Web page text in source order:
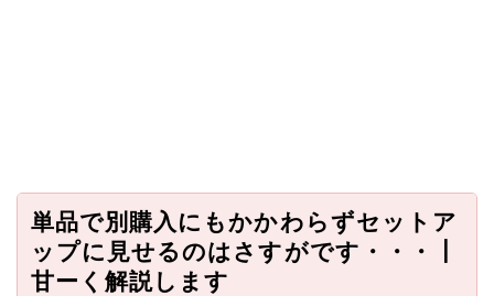
単品で別購入にもかかわらずセットア
ップに見せるのはさすがです・・・┃
甘ーく解説します